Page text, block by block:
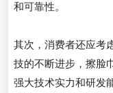
和可靠性。
其次，消费者还应考
技的不断进步，擦脸
强大技术实力和研发